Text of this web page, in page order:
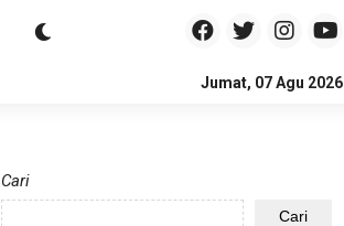
Jumat, 07 Agu 2026
Cari
Cari